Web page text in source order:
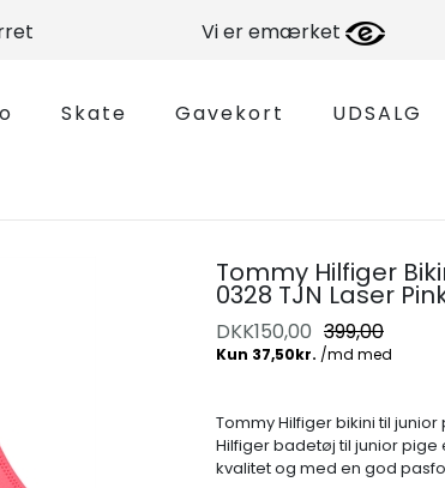
Vi er emærket
Skate Gavekort UDSALG
Tommy Hilfiger
0328 TJN Laser
DKK150,00 399,00
Tommy Hilfiger bikini til junior
Hilfiger badetøj til junior
kvalitet og med en god